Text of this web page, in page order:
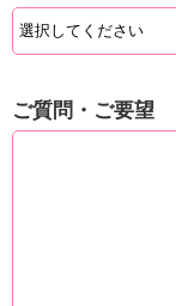
ご質問・ご要望